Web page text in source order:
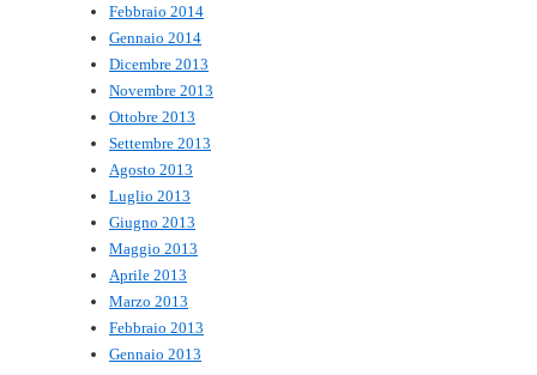
Febbraio 2014
Gennaio 2014
Dicembre 2013
Novembre 2013
Ottobre 2013
Settembre 2013
Agosto 2013
Luglio 2013
Giugno 2013
Maggio 2013
Aprile 2013
Marzo 2013
Febbraio 2013
Gennaio 2013